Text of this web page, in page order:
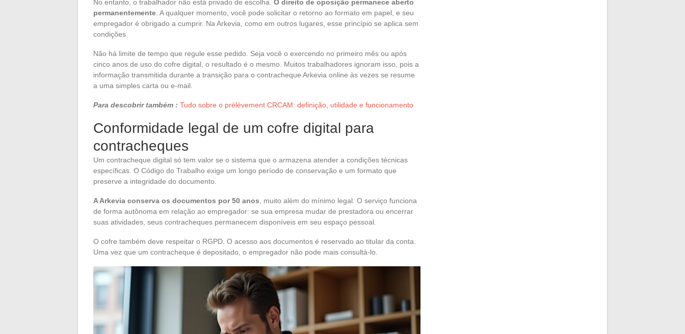
No entanto, o trabalhador não está privado de escolha. O direito de oposição permanece aberto
permanentemente . A qualquer momento, você pode solicitar o retorno ao formato em papel, e seu
empregador é obrigado a cumprir. Na Arkevia, como em outros lugares, esse princípio se aplica sem
condições.
Não há limite de tempo que regule esse pedido. Seja você o exercendo no primeiro mês ou após
cinco anos de uso do cofre digital, o resultado é o mesmo. Muitos trabalhadores ignoram isso, pois a
informação transmitida durante a transição para o contracheque Arkevia online às vezes se resume
a uma simples carta ou e-mail.
Para descobrir também : Tudo sobre o prélèvement CRCAM: definição, utilidade e funcionamento
Conformidade legal de um cofre digital para
contracheques
Um contracheque digital só tem valor se o sistema que o armazena atender a condições técnicas
específicas. O Código do Trabalho exige um longo período de conservação e um formato que
preserve a integridade do documento.
A Arkevia conserva os documentos por 50 anos , muito além do mínimo legal. O serviço funciona
de forma autônoma em relação ao empregador: se sua empresa mudar de prestadora ou encerrar
suas atividades, seus contracheques permanecem disponíveis em seu espaço pessoal.
O cofre também deve respeitar o RGPD. O acesso aos documentos é reservado ao titular da conta.
Uma vez que um contracheque é depositado, o empregador não pode mais consultá-lo.